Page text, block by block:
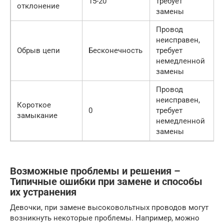
отклонение
замены
Обрыв цепи Бесконечность
Провод
неисправен,
требует
немедленной
замены
Короткое
замыкание
0
Провод
неисправен,
требует
немедленной
замены
Возможные проблемы и решения –
Типичные ошибки при замене и способы
их устранения
Девочки, при замене высоковольтных проводов могут
возникнуть некоторые проблемы. Например, можно